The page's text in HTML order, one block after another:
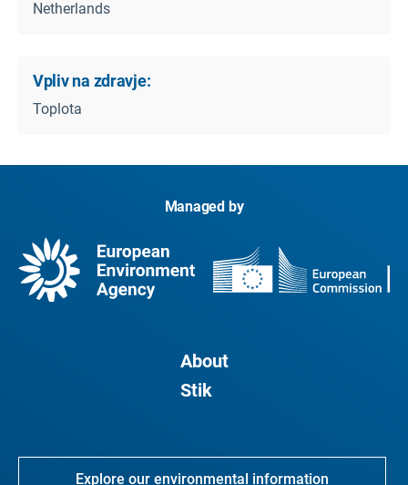
Netherlands
Vpliv na zdravje:
Toplota
Managed by
About
Stik
Explore our environmental information